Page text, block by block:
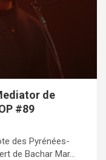
de
#89
des Pyrénées-
de Bachar Mar…